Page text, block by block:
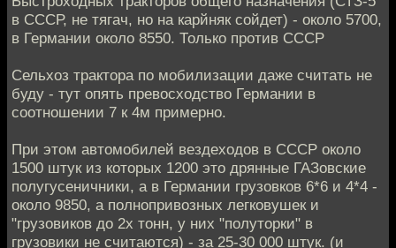
в СССР, не тягач, но на карйняк сойдет) - около 5700,
в Германии около 8550. Только против СССР
Сельхоз трактора по мобилизации даже считать не
буду - тут опять превосходство Германии в
соотношении 7 к 4м примерно.
При этом автомобилей вездеходов в СССР около
1500 штук из которых 1200 это дрянные ГАЗовские
полугусеничники, а в Германии грузовков 6*6 и 4*4 -
около 9850, а полнопривозных легковушек и
"грузовиков до 2х тонн, у них "полуторки" в
грузовики не считаются) - за 25-30 000 штук. (и